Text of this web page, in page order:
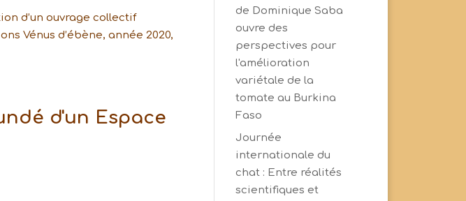
d’un ouvrage collectif
Vénus d’ébène, année 2020,
d'un Espace
de Dominique Saba
ouvre des
perspectives pour
l'amélioration
variétale de la
tomate au Burkina
Faso
Journée
internationale du
chat : Entre réalités
scientifiques et